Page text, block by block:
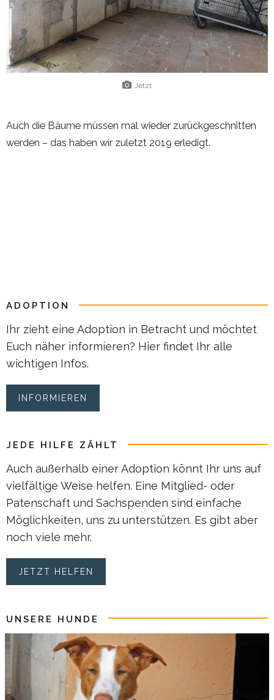
Jetzt
Auch die Bäume müssen mal wieder zurückgeschnitten
werden – das haben wir zuletzt 2019 erledigt.
ADOPTION
Ihr zieht eine Adoption in Betracht und möchtet
Euch näher informieren? Hier findet Ihr alle
wichtigen Infos.
INFORMIEREN
JEDE HILFE ZÄHLT
Auch außerhalb einer Adoption könnt Ihr uns auf
vielfältige Weise helfen. Eine Mitglied- oder
Patenschaft und Sachspenden sind einfache
Möglichkeiten, uns zu unterstützen. Es gibt aber
noch viele mehr.
JETZT HELFEN
UNSERE HUNDE